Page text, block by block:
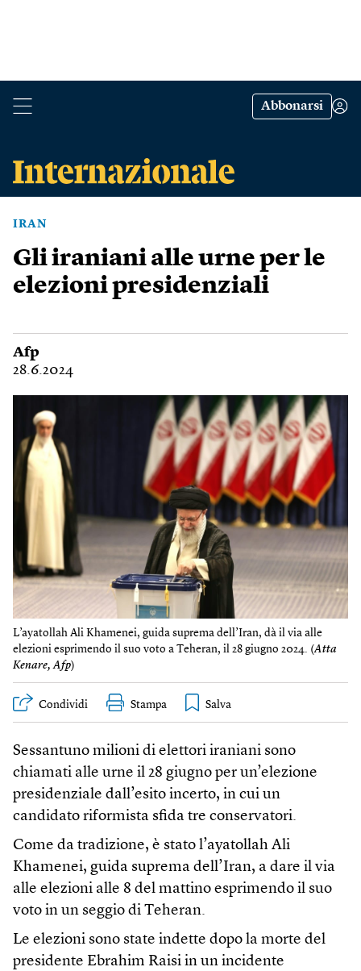
Abbonarsi
IRAN
Gli iraniani alle urne per le
elezioni presidenziali
Afp
28.6.2024
L’ayatollah Ali Khamenei, guida suprema dell’Iran, dà il via alle
elezioni esprimendo il suo voto a Teheran, il 28 giugno 2024. (Atta
Kenare, Afp)
Condividi Stampa
Sessantuno milioni di elettori iraniani sono
chiamati alle urne il 28 giugno per un’elezione
presidenziale dall’esito incerto, in cui un
candidato riformista sfida tre conservatori.
Come da tradizione, è stato l’ayatollah Ali
Khamenei, guida suprema dell’Iran, a dare il via
alle elezioni alle 8 del mattino esprimendo il suo
voto in un seggio di Teheran.
Le elezioni sono state indette dopo la morte del
presidente Ebrahim Raisi in un incidente